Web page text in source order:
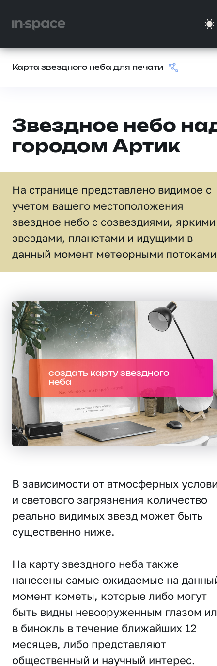
Карта звездного неба для печати
Звездное небо
городом Артик
На странице представлено видимое c
учетом вашего местоположения
звездное небо c созвездиями, яркими
звездами, планетами и идущими в
данный момент метеорными
создать карту звездного
неба
В зависимости от атмосферных
и светового загрязнения количество
реально видимых звезд может быть
существенно ниже.
На карту звездного неба также
нанесены самые ожидаемые на
момент кометы, которые либо могут
быть видны невооруженным глазом
в бинокль в течение ближайших 12
месяцев, либо представляют
общественный и научный интерес.